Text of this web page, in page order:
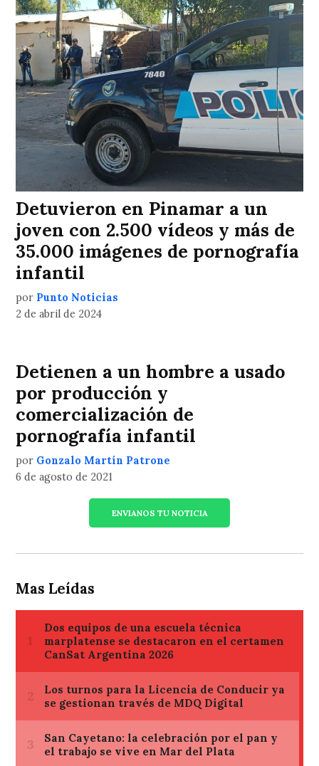
Detuvieron en Pinamar a un
joven con 2.500 vídeos y más de
35.000 imágenes de pornografía
infantil
por Punto Noticias
2 de abril de 2024
Detienen a un hombre a usado
por producción y
comercialización de
pornografía infantil
por Gonzalo Martín Patrone
6 de agosto de 2021
ENVIANOS TU NOTICIA
Mas Leídas